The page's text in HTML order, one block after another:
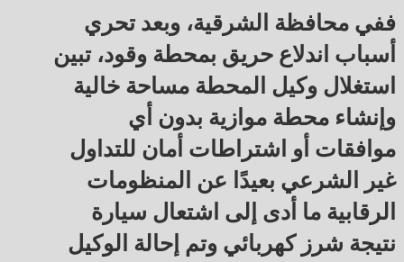
ففي محافظة الشرقية، وبعد تحري
أسباب اندلاع حريق بمحطة وقود، تبين
استغلال وكيل المحطة مساحة خالية
وإنشاء محطة موازية بدون أي
موافقات أو اشتراطات أمان للتداول
غير الشرعي بعيدًا عن المنظومات
الرقابية ما أدى إلى اشتعال سيارة
نتيجة شرز كهربائي وتم إحالة الوكيل